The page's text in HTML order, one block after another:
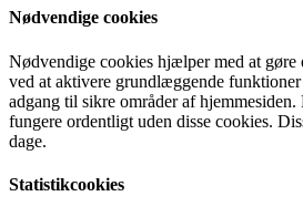
Nødvendige cookies
Nødvendige cookies hjælper med at gøre
ved at aktivere grundlæggende
adgang til sikre områder af
fungere ordentligt uden disse cookies.
dage.
Statistikcookies